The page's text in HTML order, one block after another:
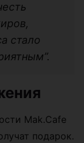
стало
Mak.Cafe
подарок.